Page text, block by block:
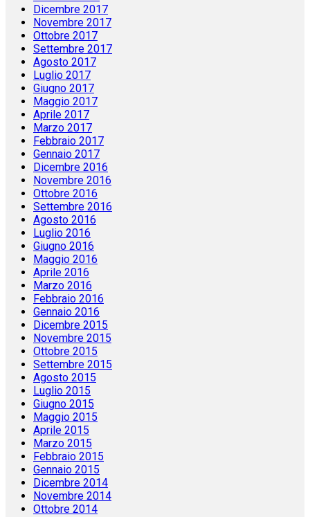
Dicembre 2017
Novembre 2017
Ottobre 2017
Settembre 2017
Agosto 2017
Luglio 2017
Giugno 2017
Maggio 2017
Aprile 2017
Marzo 2017
Febbraio 2017
Gennaio 2017
Dicembre 2016
Novembre 2016
Ottobre 2016
Settembre 2016
Agosto 2016
Luglio 2016
Giugno 2016
Maggio 2016
Aprile 2016
Marzo 2016
Febbraio 2016
Gennaio 2016
Dicembre 2015
Novembre 2015
Ottobre 2015
Settembre 2015
Agosto 2015
Luglio 2015
Giugno 2015
Maggio 2015
Aprile 2015
Marzo 2015
Febbraio 2015
Gennaio 2015
Dicembre 2014
Novembre 2014
Ottobre 2014